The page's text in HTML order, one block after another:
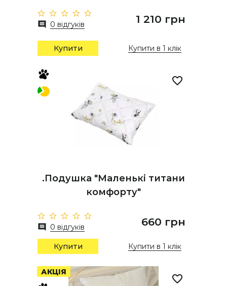
0 відгуків 1 210 грн
Купити Купити в 1 клік
.Подушка "Маленькі титани
комфорту"
0 відгуків 660 грн
Купити Купити в 1 клік
АКЦІЯ